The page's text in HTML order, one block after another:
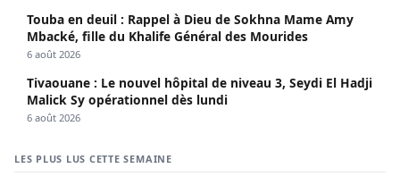
Touba en deuil : Rappel à Dieu de Sokhna Mame Amy
Mbacké, fille du Khalife Général des Mourides
6 août 2026
Tivaouane : Le nouvel hôpital de niveau 3, Seydi El Hadji
Malick Sy opérationnel dès lundi
6 août 2026
LES PLUS LUS CETTE SEMAINE